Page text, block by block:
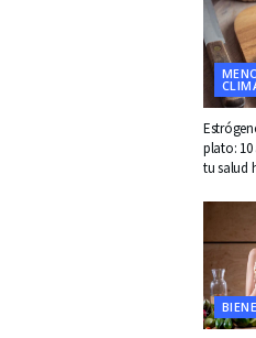
plato: 10
tu salud